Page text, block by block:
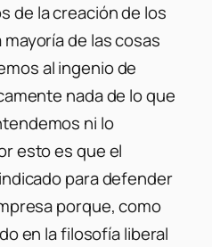
de la creación de los
de las cosas
al ingenio de
nada de lo que
ni lo
esto es que el
para defender
porque, como
en la filosofía liberal